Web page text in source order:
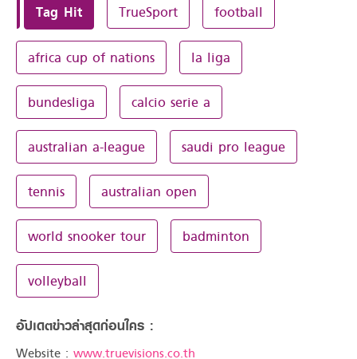
Tag Hit TrueSport football
africa cup of nations la liga
bundesliga calcio serie a
australian a-league saudi pro league
tennis australian open
world snooker tour badminton
volleyball
อัปเดตข่าวล่าสุดก่อนใคร :
Website : www.truevisions.co.th